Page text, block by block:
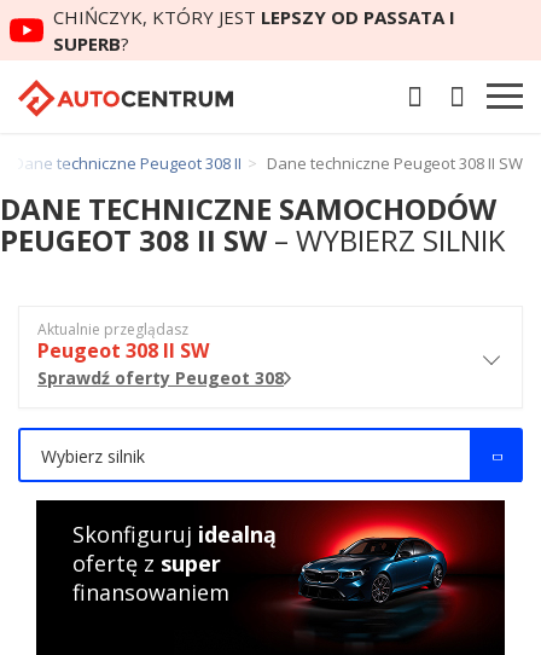
CHIŃCZYK, KTÓRY JEST LEPSZY OD PASSATA I
SUPERB?
Dane techniczne Peugeot 308 II Dane techniczne Peugeot 308 II SW
DANE TECHNICZNE SAMOCHODÓW
PEUGEOT 308 II SW – WYBIERZ SILNIK
Aktualnie przeglądasz
Peugeot 308 II SW
Sprawdź oferty Peugeot 308
Wybierz silnik
Skonfiguruj idealną
ofertę z super
finansowaniem